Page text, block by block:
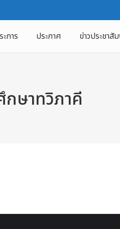
การ ประกาศ ข่าวประชา
กษาทวิภาคี